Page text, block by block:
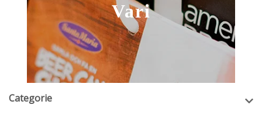
Vari
Categorie